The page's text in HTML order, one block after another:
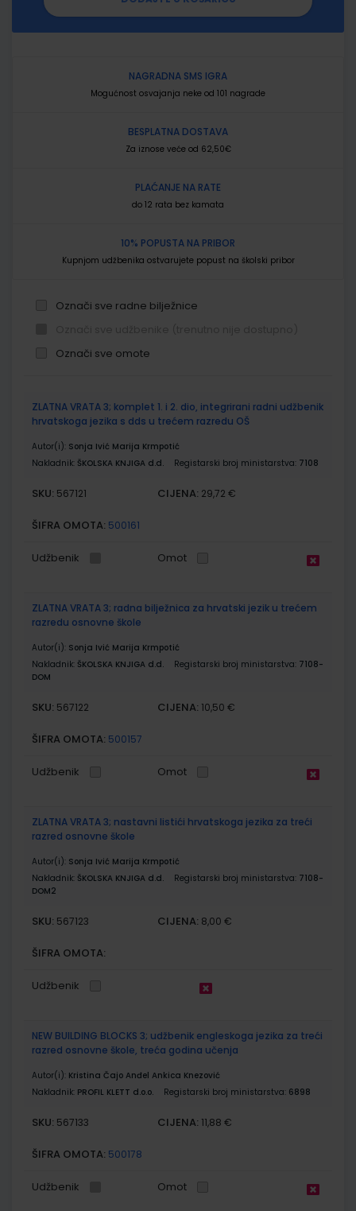
NAGRADNA SMS IGRA
Mogućnost osvajanja neke od 101 nagrade
BESPLATNA DOSTAVA
Za iznose veće od 62,50€
PLAĆANJE NA RATE
do 12 rata bez kamata
10% POPUSTA NA PRIBOR
Kupnjom udžbenika ostvarujete popust na školski pribor
Označi sve radne bilježnice
Označi sve omote
proizvodi
ZLATNA VRATA 3; komplet 1. i 2. dio, integrirani radni udžbenik
hrvatskoga jezika s dds u trećem razredu OŠ
Autor(i): Sonja Ivić Marija Krmpotić
Nakladnik: ŠKOLSKA KNJIGA d.d. Registarski broj ministarstva: 7108
SKU: 567121 CIJENA: 29,72 €
ŠIFRA OMOTA: 500161
Udžbenik Omot
ZLATNA VRATA 3; radna bilježnica za hrvatski jezik u trećem
razredu osnovne škole
Autor(i): Sonja Ivić Marija Krmpotić
Nakladnik: ŠKOLSKA KNJIGA d.d. Registarski broj ministarstva: 7108-
DOM
SKU: 567122 CIJENA: 10,50 €
ŠIFRA OMOTA: 500157
Udžbenik Omot
ZLATNA VRATA 3; nastavni listići hrvatskoga jezika za treći
razred osnovne škole
Autor(i): Sonja Ivić Marija Krmpotić
Nakladnik: ŠKOLSKA KNJIGA d.d. Registarski broj ministarstva: 7108-
DOM2
SKU: 567123 CIJENA: 8,00 €
ŠIFRA OMOTA:
Udžbenik
NEW BUILDING BLOCKS 3; udžbenik engleskoga jezika za treći
razred osnovne škole, treća godina učenja
Autor(i): Kristina Čajo Anđel Ankica Knezović
Nakladnik: PROFIL KLETT d.o.o. Registarski broj ministarstva: 6898
SKU: 567133 CIJENA: 11,88 €
ŠIFRA OMOTA: 500178
Udžbenik Omot